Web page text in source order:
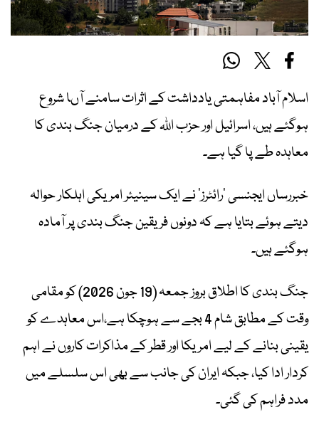
اسلام آباد مفاہمتی یادداشت کے اثرات سامنے آںا شروع
ہوگئے ہیں، اسرائیل اور حزب اللہ کے درمیان جنگ بندی کا
معاہدہ طے پا گیا ہے۔
خبررساں ایجنسی ‘رائٹرز’ نے ایک سینیئر امریکی اہلکار حوالہ
دیتے ہوئے بتایا ہے کہ دونوں فریقین جنگ بندی پر آمادہ
ہوگئے ہیں۔
جنگ بندی کا اطلاق بروز جمعہ (19 جون 2026) کو مقامی
وقت کے مطابق شام 4 بجے سے ہوچکا ہے،اس معاہدے کو
یقینی بنانے کے لیے امریکا اور قطر کے مذاکرات کاروں نے اہم
کردار ادا کیا، جبکہ ایران کی جانب سے بھی اس سلسلے میں
مدد فراہم کی گئی۔